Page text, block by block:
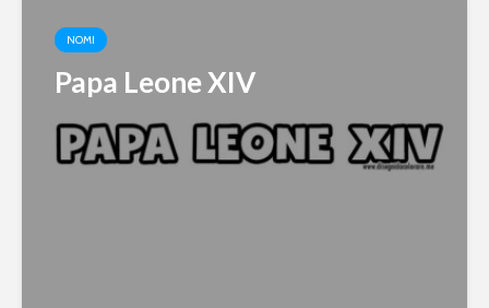
NOMI
Papa Leone XIV